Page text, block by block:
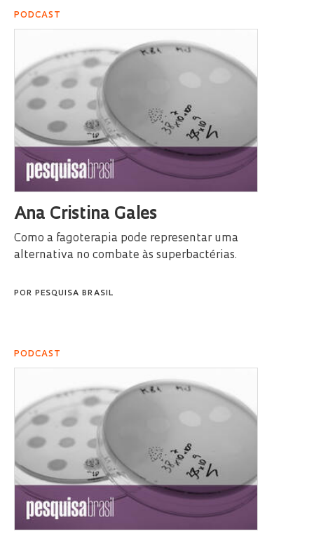
PODCAST
Ana Cristina Gales
Como a fagoterapia pode representar uma
alternativa no combate às superbactérias.
POR PESQUISA BRASIL
PODCAST